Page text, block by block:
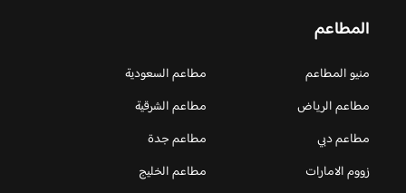
المطاعم
منيو المطاعم
مطاعم السعودية
مطاعم الرياض
مطاعم الشرقية
مطاعم دبي
مطاعم جدة
زووم الامارات
مطاعم الخليج